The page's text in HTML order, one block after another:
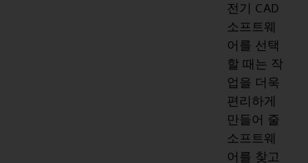
전기 CAD
소프트웨
어를 선택
할 때는 작
업을 더욱
편리하게
만들어 줄
소프트웨
어를 찾고